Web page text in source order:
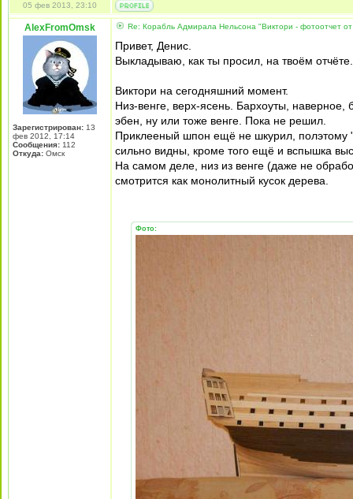
05 фев 2013, 23:10
AlexFromOmsk
Зарегистрирован: 13
фев 2012, 17:14
Сообщения: 112
Откуда: Омск
Re: Корабль Адмирала Нельсона "Виктори - фотоотчет от
Привет, Денис.
Выкладываю, как ты просил, на твоём отчёте.
Виктори на сегодняшний момент.
Низ-венге, верх-ясень. Бархоуты, наверное,
эбен, ну или тоже венге. Пока не решил.
Приклееный шпон ещё не шкурил, полэтому
сильно видны, кроме того ещё и вспышка
На самом деле, низ из венге (даже не
смотрится как монолитный кусок дерева.
Фото: